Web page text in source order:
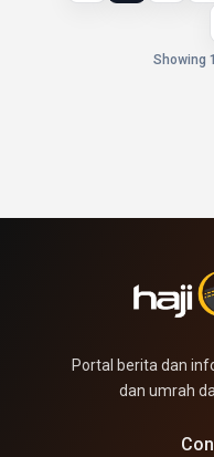
Showing
Portal berita dan
dan umrah